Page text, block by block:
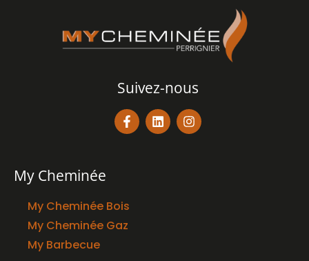
Suivez-nous
My Cheminée
My Cheminée Bois
My Cheminée Gaz
My Barbecue